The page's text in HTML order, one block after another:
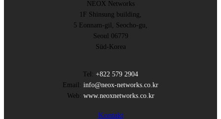
NEOX Networks
1F Shinsung building,
5 Eonnam-gil, Seocho-gu,
Seoul 06779
Süd-Korea
Tel: +822 579 2904
Email: info@neox-networks.co.kr
Web: www.neoxnetworks.co.kr
Kontakt